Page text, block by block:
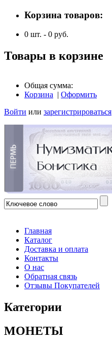
Корзина товаров:
0 шт. - 0 руб.
Товары в корзине
Общая сумма:
Корзина | Оформить
Войти или зарегистрироваться
Главная
Каталог
Доставка и оплата
Контакты
О нас
Обратная связь
Отзывы Покупателей
Категории
МОНЕТЫ